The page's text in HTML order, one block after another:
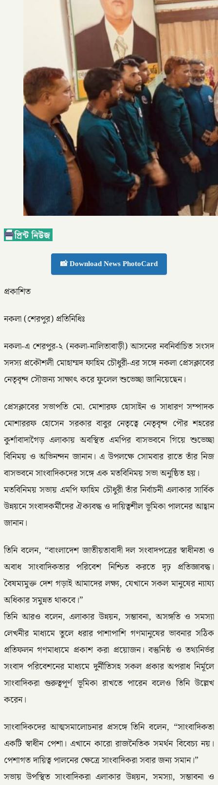
📸 Download News PhotoCard
প্রকাশিত
নকলা (শেরপুর) প্রতিনিধিঃ
নকলা-এ শেরপুর-২ (নকলা-নালিতাবাড়ী) আসনের নবনির্বাচিত সংসদ
সদস্য প্রকৌশলী মোহাম্মদ ফাহিম চৌধুরী-এর সঙ্গে নকলা প্রেসক্লাবের
নেতৃবৃন্দ সৌজন্য সাক্ষাৎ করে ফুলেল শুভেচ্ছা জানিয়েছেন।
প্রেসক্লাবের সভাপতি মো. মোশারফ হোসাইন ও সাধারণ সম্পাদক
মোশাররফ হোসেন সরকার বাবুর নেতৃত্বে নেতৃবৃন্দ পৌর শহরের
কুর্শাবাদাগৈড় এলাকায় অবস্থিত এমপির বাসভবনে গিয়ে শুভেচ্ছা
বিনিময় ও অভিনন্দন জানান। এ উপলক্ষে সোমবার রাতে তাঁর নিজ
বাসভবনে সাংবাদিকদের সঙ্গে এক মতবিনিময় সভা অনুষ্ঠিত হয়।
মতবিনিময় সভায় এমপি ফাহিম চৌধুরী তাঁর নির্বাচনী এলাকার সার্বিক
উন্নয়নে সংবাদকর্মীদের ঐক্যবদ্ধ ও দায়িত্বশীল ভূমিকা পালনের আহ্বান
জানান।
তিনি বলেন, “বাংলাদেশ জাতীয়তাবাদী দল সংবাদপত্রের স্বাধীনতা ও
অবাধ সাংবাদিকতার পরিবেশ নিশ্চিত করতে দৃঢ় প্রতিজ্ঞাবদ্ধ।
বৈষম্যমুক্ত দেশ গড়াই আমাদের লক্ষ্য, যেখানে সকল মানুষের ন্যায্য
অধিকার সমুন্নত থাকবে।”
তিনি আরও বলেন, এলাকার উন্নয়ন, সম্ভাবনা, অসঙ্গতি ও সমস্যা
লেখনীর মাধ্যমে তুলে ধরার পাশাপাশি গণমানুষের ভাবনার সঠিক
প্রতিফলন গণমাধ্যমে প্রকাশ করা প্রয়োজন। বস্তুনিষ্ঠ ও তথ্যনির্ভর
সংবাদ পরিবেশনের মাধ্যমে দুর্নীতিসহ সকল প্রকার অপরাধ নির্মূলে
সাংবাদিকরা গুরুত্বপূর্ণ ভূমিকা রাখতে পারেন বলেও তিনি উল্লেখ
করেন।
সাংবাদিকদের আত্মসমালোচনার প্রসঙ্গে তিনি বলেন, “সাংবাদিকতা
একটি স্বাধীন পেশা। এখানে কারো রাজনৈতিক সমর্থন বিবেচ্য নয়।
পেশাগত দায়িত্ব পালনের ক্ষেত্রে সাংবাদিকরা সবার জন্য সমান।”
সভায় উপস্থিত সাংবাদিকরা এলাকার উন্নয়ন, সমস্যা, সম্ভাবনা ও